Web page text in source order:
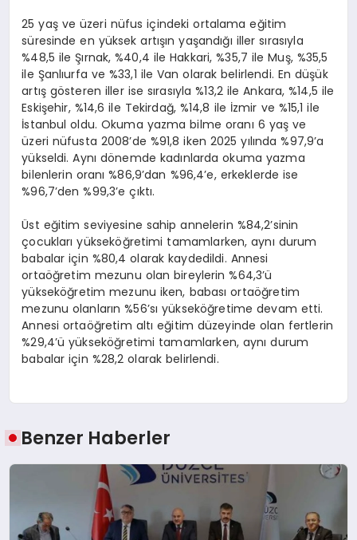
25 yaş ve üzeri nüfus içindeki ortalama eğitim
süresinde en yüksek artışın yaşandığı iller sırasıyla
%48,5 ile Şırnak, %40,4 ile Hakkari, %35,7 ile Muş, %35,5
ile Şanlıurfa ve %33,1 ile Van olarak belirlendi. En düşük
artış gösteren iller ise sırasıyla %13,2 ile Ankara, %14,5 ile
Eskişehir, %14,6 ile Tekirdağ, %14,8 ile İzmir ve %15,1 ile
İstanbul oldu. Okuma yazma bilme oranı 6 yaş ve
üzeri nüfusta 2008’de %91,8 iken 2025 yılında %97,9’a
yükseldi. Aynı dönemde kadınlarda okuma yazma
bilenlerin oranı %86,9’dan %96,4’e, erkeklerde ise
%96,7’den %99,3’e çıktı.
Üst eğitim seviyesine sahip annelerin %84,2’sinin
çocukları yükseköğretimi tamamlarken, aynı durum
babalar için %80,4 olarak kaydedildi. Annesi
ortaöğretim mezunu olan bireylerin %64,3’ü
yükseköğretim mezunu iken, babası ortaöğretim
mezunu olanların %56’sı yükseköğretime devam etti.
Annesi ortaöğretim altı eğitim düzeyinde olan fertlerin
%29,4’ü yükseköğretimi tamamlarken, aynı durum
babalar için %28,2 olarak belirlendi.
Benzer Haberler